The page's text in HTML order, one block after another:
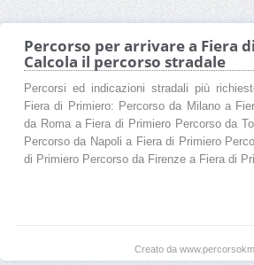
Percorso per arrivare a Fiera
Calcola il percorso stradale
Percorsi ed indicazioni stradali più
Fiera di Primiero: Percorso da Milano a
da Roma a Fiera di Primiero Percorso da
Percorso da Napoli a Fiera di Primiero
di Primiero Percorso da Firenze a Fiera di
Creato da